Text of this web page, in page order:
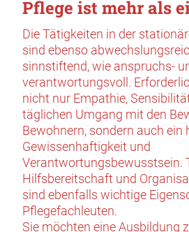
Pflege ist mehr als
Die Tätigkeiten in der
sind ebenso
sinnstiftend, wie anspruchs-
verantwortungsvoll.
nicht nur Empathie,
täglichen Umgang mit den
Bewohnern, sondern auch ein
Gewissenhaftigkeit und
Verantwortungsbewusstsein.
Hilfsbereitschaft und
sind ebenfalls wichtige
Pflegefachleuten.
Sie möchten eine Ausbildung